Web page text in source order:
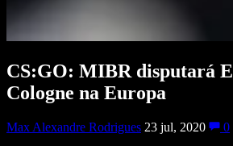
CS:GO: MIBR disputará
Cologne na Europa
Max Alexandre Rodrigues 23 jul, 2020
0